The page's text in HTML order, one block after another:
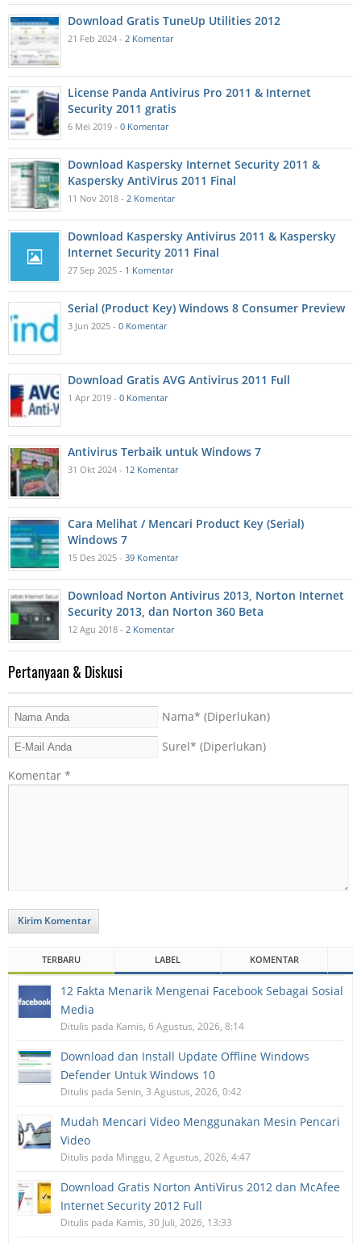
Download Gratis TuneUp Utilities 2012
21 Feb 2024 - 2 Komentar
License Panda Antivirus Pro 2011 & Internet
Security 2011 gratis
6 Mei 2019 - 0 Komentar
Download Kaspersky Internet Security 2011 &
Kaspersky AntiVirus 2011 Final
11 Nov 2018 - 2 Komentar
Download Kaspersky Antivirus 2011 & Kaspersky
Internet Security 2011 Final
27 Sep 2025 - 1 Komentar
Serial (Product Key) Windows 8 Consumer Preview
3 Jun 2025 - 0 Komentar
Download Gratis AVG Antivirus 2011 Full
1 Apr 2019 - 0 Komentar
Antivirus Terbaik untuk Windows 7
31 Okt 2024 - 12 Komentar
Cara Melihat / Mencari Product Key (Serial)
Windows 7
15 Des 2025 - 39 Komentar
Download Norton Antivirus 2013, Norton Internet
Security 2013, dan Norton 360 Beta
12 Agu 2018 - 2 Komentar
Pertanyaan & Diskusi
Nama* (Diperlukan)
Surel* (Diperlukan)
Komentar *
Kirim Komentar
TERBARU LABEL KOMENTAR
12 Fakta Menarik Mengenai Facebook Sebagai Sosial
Media
Ditulis pada Kamis, 6 Agustus, 2026, 8:14
Download dan Install Update Offline Windows
Defender Untuk Windows 10
Ditulis pada Senin, 3 Agustus, 2026, 0:42
Mudah Mencari Video Menggunakan Mesin Pencari
Video
Ditulis pada Minggu, 2 Agustus, 2026, 4:47
Download Gratis Norton AntiVirus 2012 dan McAfee
Internet Security 2012 Full
Ditulis pada Kamis, 30 Juli, 2026, 13:33